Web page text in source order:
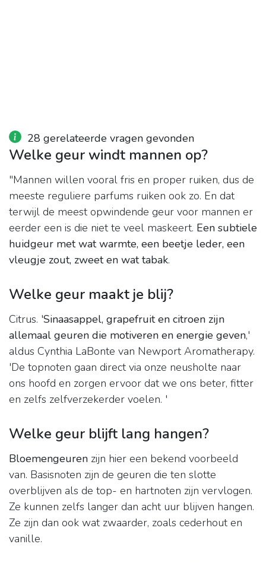
28 gerelateerde vragen gevonden
Welke geur windt mannen op?
"Mannen willen vooral fris en proper ruiken, dus de
meeste reguliere parfums ruiken ook zo. En dat
terwijl de meest opwindende geur voor mannen er
eerder een is die niet te veel maskeert. Een subtiele
huidgeur met wat warmte, een beetje leder, een
vleugje zout, zweet en wat tabak.
Welke geur maakt je blij?
Citrus. 'Sinaasappel, grapefruit en citroen zijn
allemaal geuren die motiveren en energie geven,'
aldus Cynthia LaBonte van Newport Aromatherapy.
'De topnoten gaan direct via onze neusholte naar
ons hoofd en zorgen ervoor dat we ons beter, fitter
en zelfs zelfverzekerder voelen. '
Welke geur blijft lang hangen?
Bloemengeuren zijn hier een bekend voorbeeld
van. Basisnoten zijn de geuren die ten slotte
overblijven als de top- en hartnoten zijn vervlogen.
Ze kunnen zelfs langer dan acht uur blijven hangen.
Ze zijn dan ook wat zwaarder, zoals cederhout en
vanille.